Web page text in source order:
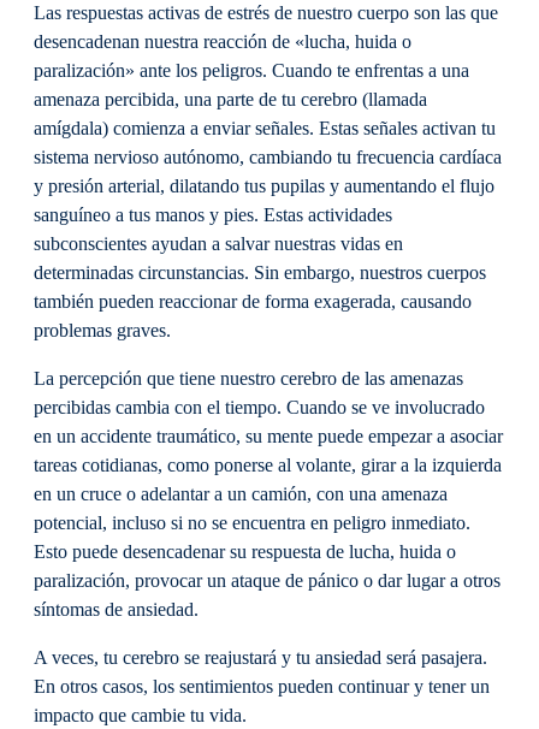
Las respuestas activas de estrés de nuestro cuerpo son las que
desencadenan nuestra reacción de «lucha, huida o
paralización» ante los peligros. Cuando te enfrentas a una
amenaza percibida, una parte de tu cerebro (llamada
amígdala) comienza a enviar señales. Estas señales activan tu
sistema nervioso autónomo, cambiando tu frecuencia cardíaca
y presión arterial, dilatando tus pupilas y aumentando el flujo
sanguíneo a tus manos y pies. Estas actividades
subconscientes ayudan a salvar nuestras vidas en
determinadas circunstancias. Sin embargo, nuestros cuerpos
también pueden reaccionar de forma exagerada, causando
problemas graves.
La percepción que tiene nuestro cerebro de las amenazas
percibidas cambia con el tiempo. Cuando se ve involucrado
en un accidente traumático, su mente puede empezar a asociar
tareas cotidianas, como ponerse al volante, girar a la izquierda
en un cruce o adelantar a un camión, con una amenaza
potencial, incluso si no se encuentra en peligro inmediato.
Esto puede desencadenar su respuesta de lucha, huida o
paralización, provocar un ataque de pánico o dar lugar a otros
síntomas de ansiedad.
A veces, tu cerebro se reajustará y tu ansiedad será pasajera.
En otros casos, los sentimientos pueden continuar y tener un
impacto que cambie tu vida.